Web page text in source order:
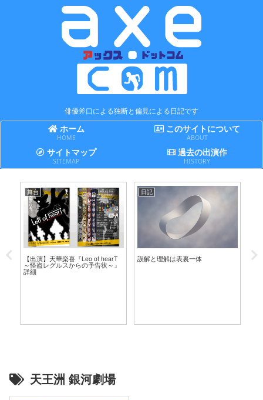
俳優斧口による独断と偏見による日記です
ホーム
HOME
このサイトについて
ABOUT
サイトマップ
SITEMAP
過去の出演作
HISTORY
舞台
【出演】天華楽喜『Leo of hearT
～怪盗レグルスからの予告状～』
詳細
日記
誤解と理解は表裏一体
天王洲 銀河劇場